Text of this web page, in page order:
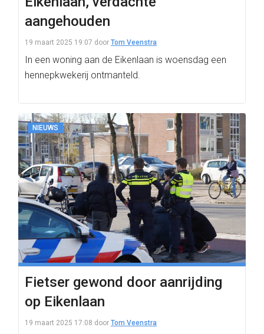
aangehouden
19 maart 2025 19:07 door Tom Veenstra
In een woning aan de Eikenlaan is woensdag een
hennepkwekerij ontmanteld.
NIEUWS
Fietser gewond door aanrijding
op Eikenlaan
19 maart 2025 17:08 door Tom Veenstra